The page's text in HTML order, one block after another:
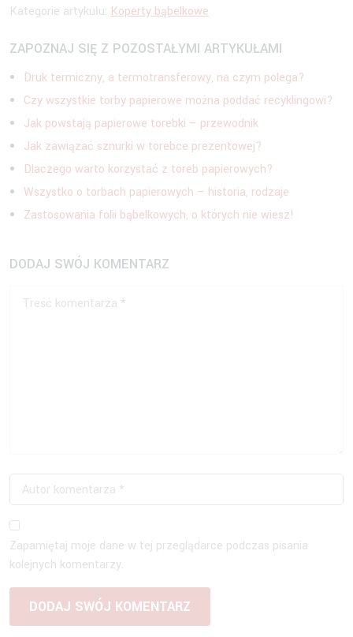
Kategorie artykułu: Koperty bąbelkowe
ZAPOZNAJ SIĘ Z POZOSTAŁYMI ARTYKUŁAMI
Druk termiczny, a termotransferowy, na czym polega?
Czy wszystkie torby papierowe można poddać recyklingowi?
Jak powstają papierowe torebki – przewodnik
Jak zawiązać sznurki w torebce prezentowej?
Dlaczego warto korzystać z toreb papierowych?
Wszystko o torbach papierowych – historia, rodzaje
Zastosowania folii bąbelkowych, o których nie wiesz!
DODAJ SWÓJ KOMENTARZ
Zapamiętaj moje dane w tej przeglądarce podczas pisania
kolejnych komentarzy.